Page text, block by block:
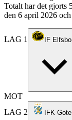
Totalt har det gjorts
den 6 april 2026
LAG 1 IF
MOT
LAG 2
IFK